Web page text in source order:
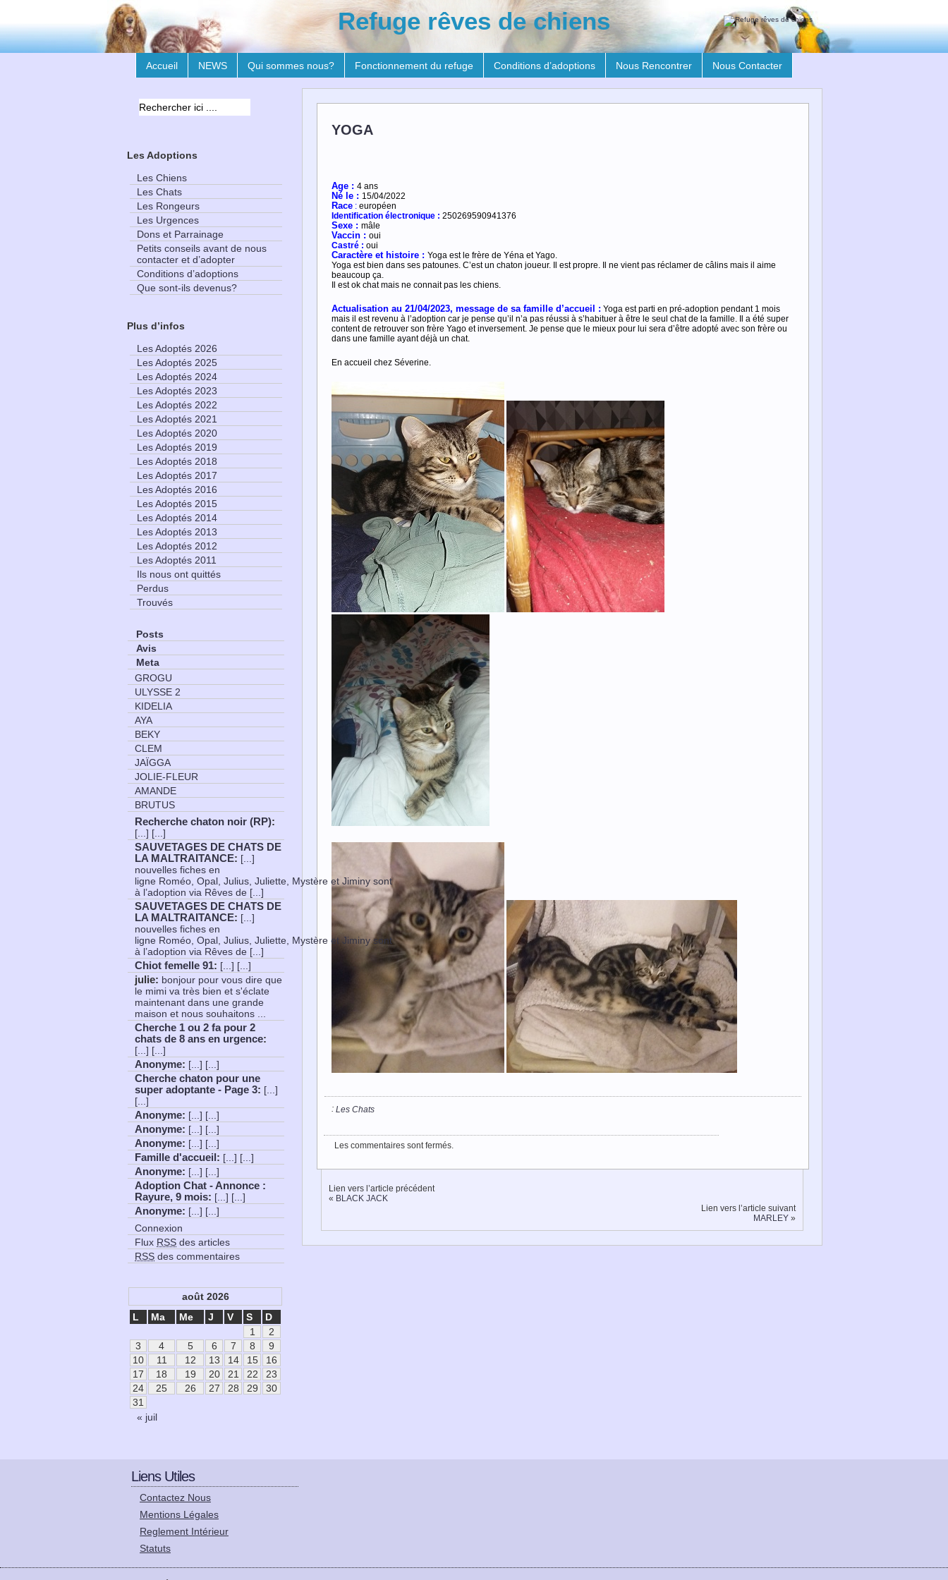
Refuge rêves de chiens
Accueil NEWS Qui sommes nous? Fonctionnement du refuge Conditions d’adoptions Nous Rencontrer Nous Contacter
YOGA
Age : 4 ans
Né le : 15/04/2022
Race : européen
Identification électronique : 250269590941376
Sexe : mâle
Vaccin : oui
Castré : oui
Caractère et histoire : Yoga est le frère de Yéna et Yago.
Yoga est bien dans ses patounes. C’est un chaton joueur. Il est propre. Il ne vient pas réclamer de câlins mais il aime
beaucoup ça.
Il est ok chat mais ne connait pas les chiens.
Actualisation au 21/04/2023, message de sa famille d’accueil : Yoga est parti en pré-adoption pendant 1 mois
mais il est revenu à l’adoption car je pense qu’il n’a pas réussi à s’habituer à être le seul chat de la famille. Il a été super
content de retrouver son frère Yago et inversement. Je pense que le mieux pour lui sera d’être adopté avec son frère ou
dans une famille ayant déjà un chat.
En accueil chez Séverine.
: Les Chats
Les commentaires sont fermés.
Lien vers l’article précédent
« BLACK JACK
Lien vers l’article suivant
MARLEY »
Les Adoptions
Les Chiens
Les Chats
Les Rongeurs
Les Urgences
Dons et Parrainage
Petits conseils avant de nous
contacter et d’adopter
Conditions d’adoptions
Que sont-ils devenus?
Plus d’infos
Les Adoptés 2026
Les Adoptés 2025
Les Adoptés 2024
Les Adoptés 2023
Les Adoptés 2022
Les Adoptés 2021
Les Adoptés 2020
Les Adoptés 2019
Les Adoptés 2018
Les Adoptés 2017
Les Adoptés 2016
Les Adoptés 2015
Les Adoptés 2014
Les Adoptés 2013
Les Adoptés 2012
Les Adoptés 2011
Ils nous ont quittés
Perdus
Trouvés
Posts
Avis
Meta
GROGU
ULYSSE 2
KIDELIA
AYA
BEKY
CLEM
JAÏGGA
JOLIE-FLEUR
AMANDE
BRUTUS
Recherche chaton noir (RP):
[...] [...]
SAUVETAGES DE CHATS DE
LA MALTRAITANCE: [...]
nouvelles fiches en
ligne Roméo, Opal, Julius, Juliette, Mystère et Jiminy sont
à l’adoption via Rêves de [...]
SAUVETAGES DE CHATS DE
LA MALTRAITANCE: [...]
nouvelles fiches en
ligne Roméo, Opal, Julius, Juliette, Mystère et Jiminy sont
à l’adoption via Rêves de [...]
Chiot femelle 91: [...] [...]
julie: bonjour pour vous dire que
le mimi va très bien et s'éclate
maintenant dans une grande
maison et nous souhaitons ...
Cherche 1 ou 2 fa pour 2
chats de 8 ans en urgence:
[...] [...]
Anonyme: [...] [...]
Cherche chaton pour une
super adoptante - Page 3: [...]
[...]
Anonyme: [...] [...]
Anonyme: [...] [...]
Anonyme: [...] [...]
Famille d'accueil : [...] [...]
Anonyme: [...] [...]
Adoption Chat - Annonce :
Rayure, 9 mois: [...] [...]
Anonyme: [...] [...]
Connexion
Flux RSS des articles
RSS des commentaires
août 2026
L
Ma Me J V S D
« juil
1
2
3
4 5 6 7 8
9
10
11 12 13 14 15
16
17
18 19 20 21 22
23
24
25 26 27 28 29
30
31
Liens Utiles
Contactez Nous
Mentions Légales
Reglement Intérieur
Statuts